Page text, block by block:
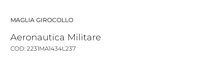
MAGLIA GIROCOLLO
Aeronautica Militare
COD: 2231MA1434L237